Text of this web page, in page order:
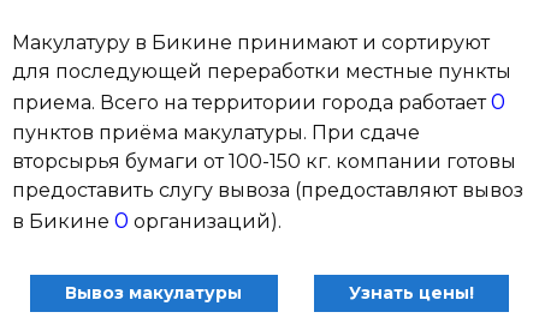
Макулатуру в Бикине принимают и сортируют
для последующей переработки местные пункты
приема. Всего на территории города работает0
пунктов приёма макулатуры. При сдаче
вторсырья бумаги от 100-150 кг. компании готовы
предоставить слугу вывоза (предоставляют вывоз
в Бикине 0 организаций).
Вывоз макулатуры Узнать цены!